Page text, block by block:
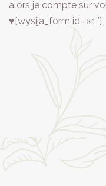
alors je compte sur
♥[wysija_form id= »1″]